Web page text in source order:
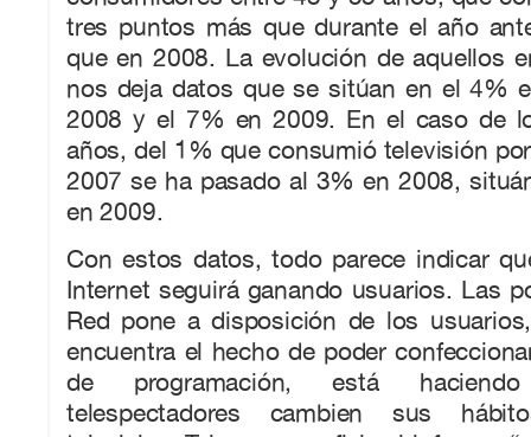
tres puntos más que durante el año
que en 2008. La evolución de aquellos
nos deja datos que se sitúan en el 4%
2008 y el 7% en 2009. En el caso de
años, del 1% que consumió televisión
2007 se ha pasado al 3% en 2008,
en 2009.
Con estos datos, todo parece indicar
Internet seguirá ganando usuarios. Las
Red pone a disposición de los
encuentra el hecho de poder
de programación, está
telespectadores cambien sus